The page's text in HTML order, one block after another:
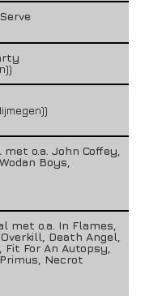
o.a. John Coffey,
Boys,
met o.a. In Flames,
Death Angel,
Fit For An Autopsy,
Necrot